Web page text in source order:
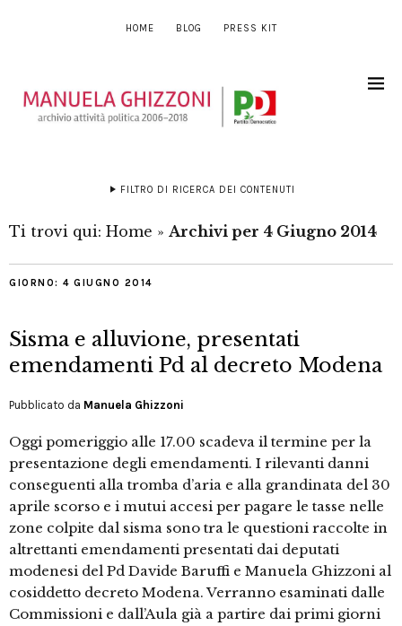
HOME BLOG PRESS KIT
FILTRO DI RICERCA DEI CONTENUTI
Ti trovi qui: Home » Archivi per 4 Giugno 2014
GIORNO: 4 GIUGNO 2014
Sisma e alluvione, presentati
emendamenti Pd al decreto Modena
Pubblicato da Manuela Ghizzoni
Oggi pomeriggio alle 17.00 scadeva il termine per la
presentazione degli emendamenti. I rilevanti danni
conseguenti alla tromba d’aria e alla grandinata del 30
aprile scorso e i mutui accesi per pagare le tasse nelle
zone colpite dal sisma sono tra le questioni raccolte in
altrettanti emendamenti presentati dai deputati
modenesi del Pd Davide Baruffi e Manuela Ghizzoni al
cosiddetto decreto Modena. Verranno esaminati dalle
Commissioni e dall’Aula già a partire dai primi giorni